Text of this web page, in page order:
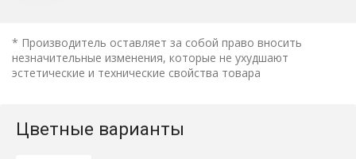
* Производитель оставляет за собой право вносить
незначительные изменения, которые не ухудшают
эстетические и технические свойства товара
Цветные варианты